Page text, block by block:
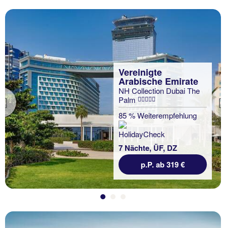
Previous
Vereinigte
Arabische Emirate
NH Collection Dubai The
Palm
85 % Weiterempfehlung
7 Nächte, ÜF, DZ
p.P. ab 319 €